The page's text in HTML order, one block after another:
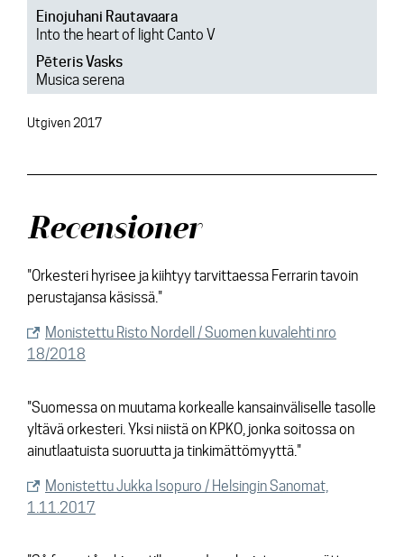
Einojuhani Rautavaara
Into the heart of light Canto V
Pēteris Vasks
Musica serena
Utgiven 2017
Recensioner
"Orkesteri hyrisee ja kiihtyy tarvittaessa Ferrarin tavoin
perustajansa käsissä."
Monistettu Risto Nordell / Suomen kuvalehti nro
18/2018
"Suomessa on muutama korkealle kansainväliselle tasolle
yltävä orkesteri. Yksi niistä on KPKO, jonka soitossa on
ainutlaatuista suoruutta ja tinkimättömyyttä."
Monistettu Jukka Isopuro / Helsingin Sanomat,
1.11.2017